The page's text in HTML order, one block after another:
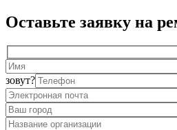
Оставьте заявку на
зовут?